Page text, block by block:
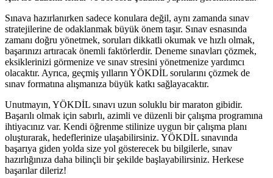
Sınava hazırlanırken sadece konulara değil, aynı zamanda sınav
stratejilerine de odaklanmak büyük önem taşır. Sınav esnasında
zamanı doğru yönetmek, soruları dikkatli okumak ve hızlı olmak,
başarınızı artıracak önemli faktörlerdir. Deneme sınavları çözmek,
eksiklerinizi görmenize ve sınav stresini yönetmenize yardımcı
olacaktır. Ayrıca, geçmiş yılların YÖKDİL sorularını çözmek de
sınav formatına alışmanıza büyük katkı sağlayacaktır.
Unutmayın, YÖKDİL sınavı uzun soluklu bir maraton gibidir.
Başarılı olmak için sabırlı, azimli ve düzenli bir çalışma programına
ihtiyacınız var. Kendi öğrenme stilinize uygun bir çalışma planı
oluşturarak, hedeflerinize ulaşabilirsiniz. YÖKDİL sınavında
başarıya giden yolda size yol gösterecek bu bilgilerle, sınav
hazırlığınıza daha bilinçli bir şekilde başlayabilirsiniz. Herkese
başarılar dileriz!